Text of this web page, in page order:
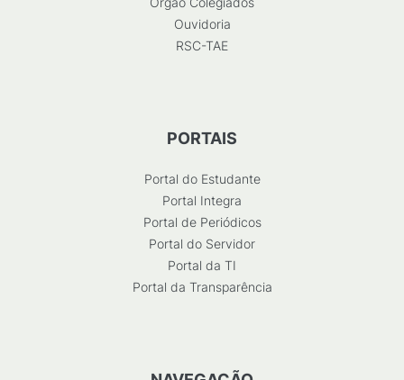
Ouvidoria
RSC-TAE
PORTAIS
Portal do Estudante
Portal Integra
Portal de Periódicos
Portal do Servidor
Portal da TI
Portal da Transparência